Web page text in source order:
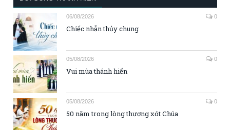
06/08/2026 0
Chiếc nhẫn thủy chung
05/08/2026 0
Vui mùa thánh hiến
05/08/2026 0
50 năm trong lòng thương xót Chúa